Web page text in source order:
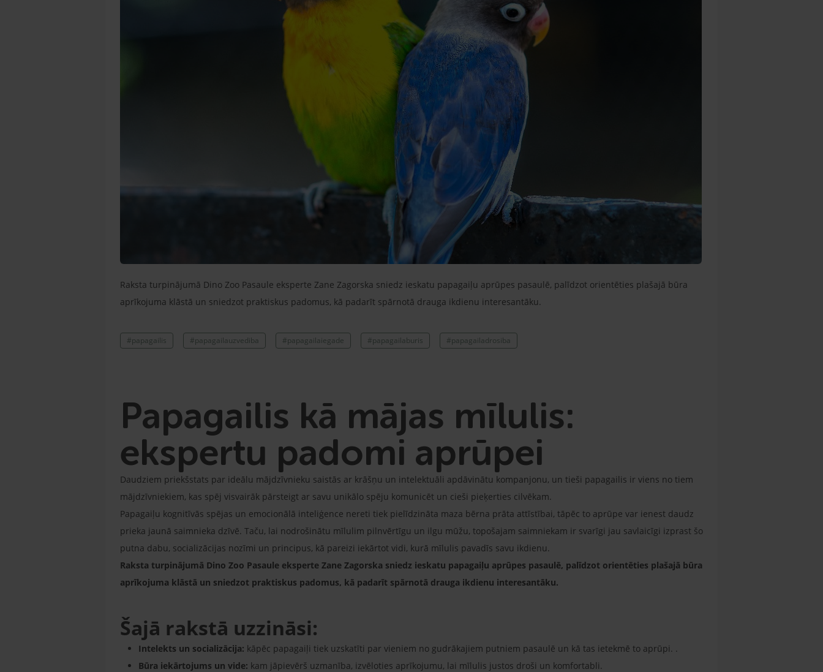
Raksta turpinājumā Dino Zoo Pasaule eksperte Zane Zagorska sniedz ieskatu papagaiļu aprūpes pasaulē, palīdzot orientēties plašajā būra
aprīkojuma klāstā un sniedzot praktiskus padomus, kā padarīt spārnotā drauga ikdienu interesantāku.
#papagailis #papagailauzvediba #papagailaiegade #papagailaburis #papagailadrosiba
Papagailis kā mājas mīlulis:
ekspertu padomi aprūpei
Daudziem priekšstats par ideālu mājdzīvnieku saistās ar krāšņu un intelektuāli apdāvinātu kompanjonu, un tieši papagailis ir viens no tiem
mājdzīvniekiem, kas spēj visvairāk pārsteigt ar savu unikālo spēju komunicēt un cieši pieķerties cilvēkam.
Papagaiļu kognitīvās spējas un emocionālā inteliģence nereti tiek pielīdzināta maza bērna prāta attīstībai, tāpēc to aprūpe var ienest daudz
prieka jaunā saimnieka dzīvē. Taču, lai nodrošinātu mīlulim pilnvērtīgu un ilgu mūžu, topošajam saimniekam ir svarīgi jau savlaicīgi izprast šo
putna dabu, socializācijas nozīmi un principus, kā pareizi iekārtot vidi, kurā mīlulis pavadīs savu ikdienu.
Raksta turpinājumā Dino Zoo Pasaule eksperte Zane Zagorska sniedz ieskatu papagaiļu aprūpes pasaulē, palīdzot orientēties plašajā būra
aprīkojuma klāstā un sniedzot praktiskus padomus, kā padarīt spārnotā drauga ikdienu interesantāku.
Šajā rakstā uzzināsi:
Intelekts un socializācija: kāpēc papagaiļi tiek uzskatīti par vieniem no gudrākajiem putniem pasaulē un kā tas ietekmē to aprūpi. .
Būra iekārtojums un vide: kam jāpievērš uzmanība, izvēloties aprīkojumu, lai mīlulis justos droši un komfortabli.